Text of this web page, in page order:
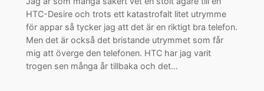
HTC-Desire och trots ett katastrofalt litet utrymme
för appar så tycker jag att det är en riktigt bra telefon.
Men det är också det bristande utrymmet som får
mig att överge den telefonen. HTC har jag varit
trogen sen många år tillbaka och det…